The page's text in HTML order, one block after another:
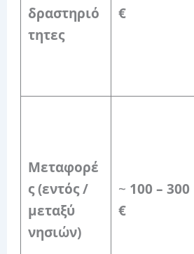
δραστηριό
τητες
€
Μεταφορέ
ς (εντός /
μεταξύ
νησιών)
~ 100 – 300
€